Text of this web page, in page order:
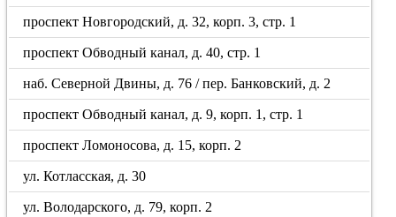
проспект Новгородский, д. 32, корп. 3, стр. 1
проспект Обводный канал, д. 40, стр. 1
наб. Северной Двины, д. 76 / пер. Банковский, д. 2
проспект Обводный канал, д. 9, корп. 1, стр. 1
проспект Ломоносова, д. 15, корп. 2
ул. Котласская, д. 30
ул. Володарского, д. 79, корп. 2